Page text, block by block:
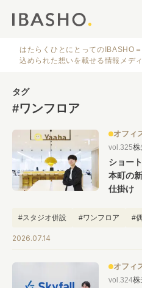
ファシリティナレッジ
IBASHOについて
人気のタグ
#働き方 #特集 #レイアウト
#キャリア #ノウハウ #内装
はたらくひとにとってのIBASHO
込められた想いを載せる情報メデ
タグ
#ワンフロア
オフィ
vol.325
ショー
本町の
仕掛け
#スタジオ併設 #ワンフロア #
2026.07.14
オフィ
vol.324株